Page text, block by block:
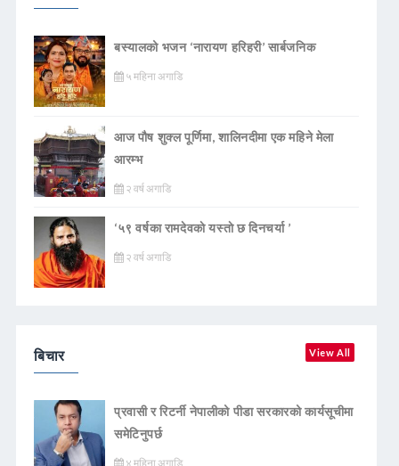
बस्यालको भजन ‘नारायण हरिहरी’ सार्बजनिक
५ महिना अगाडि
आज पौष शुक्ल पूर्णिमा, शालिनदीमा एक महिने मेला
आरम्भ
२ वर्ष अगाडि
‘५९ वर्षका रामदेवकाे यस्ताे छ दिनचर्या ’
२ वर्ष अगाडि
बिचार View All
प्रवासी र रिटर्नी नेपालीको पीडा सरकारको कार्यसूचीमा
समेटिनुपर्छ
४ महिना अगाडि